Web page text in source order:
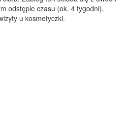
odstępie czasu (ok. 4 tygodni),
u kosmetyczki.